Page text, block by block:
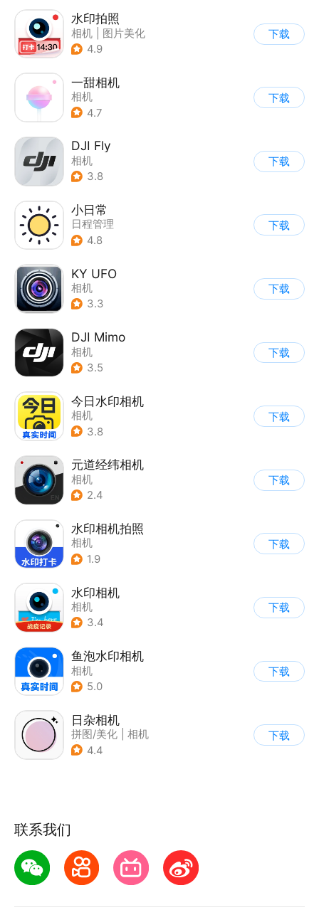
水印拍照
相机
图片美化
4.9
下载
一甜相机
相机
4.7
下载
DJI Fly
相机
3.8
下载
小日常
日程管理
4.8
下载
KY UFO
相机
3.3
下载
DJI Mimo
相机
3.5
下载
今日水印相机
相机
3.8
下载
元道经纬相机
相机
2.4
下载
水印相机拍照
相机
1.9
下载
水印相机
相机
3.4
下载
鱼泡水印相机
相机
5.0
下载
日杂相机
拼图/美化
相机
| 图片美化
4.4
下载
联系我们